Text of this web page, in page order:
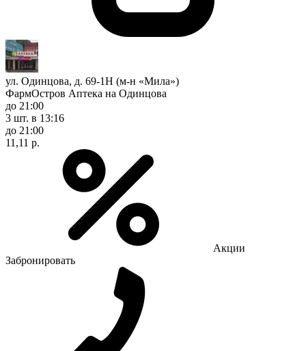
ул. Одинцова, д. 69-1Н (м-н «Мила»)
ФармОстров Аптека на Одинцова
до 21:00
3 шт. в 13:16
до 21:00
11,11 р.
Акции
Забронировать